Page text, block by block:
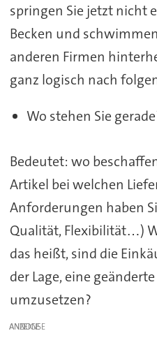
springen Sie jetzt nicht
Becken und
anderen Firmen
ganz logisch nach
Wo stehen Sie
Bedeutet: wo
Artikel bei welchen
Anforderungen haben
Qualität, Flexibilität…)
das heißt, sind die
der Lage, eine
umzusetzen?
ANZEIGE